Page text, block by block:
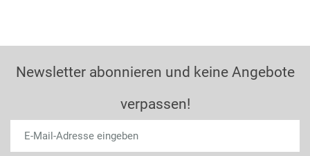
Newsletter abonnieren und keine Angebote
verpassen!